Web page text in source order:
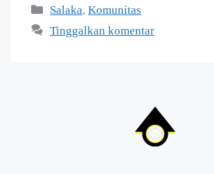
Salaka,Komunitas
Tinggalkan komentar